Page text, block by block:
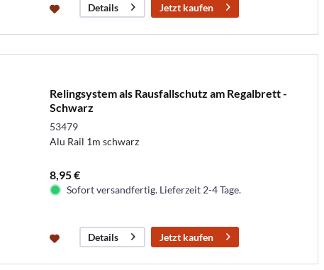
Details Jetzt kaufen
Relingsystem als Rausfallschutz am Regalbrett -
Schwarz
53479
Alu Rail 1m schwarz
8,95 €
Sofort versandfertig. Lieferzeit 2-4 Tage.
Details Jetzt kaufen